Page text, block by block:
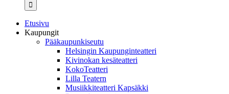
Etusivu
Kaupungit
Pääkaupunkiseutu
Helsingin Kaupunginteatteri
Kivinokan kesäteatteri
KokoTeatteri
Lilla Teatern
Musiikkiteatteri Kapsäkki